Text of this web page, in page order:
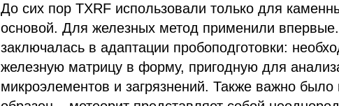
До сих пор TXRF использовали только для
основой. Для железных метод применили
заключалась в адаптации пробоподготовки:
железную матрицу в форму, пригодную для
микроэлементов и загрязнений. Также важно было